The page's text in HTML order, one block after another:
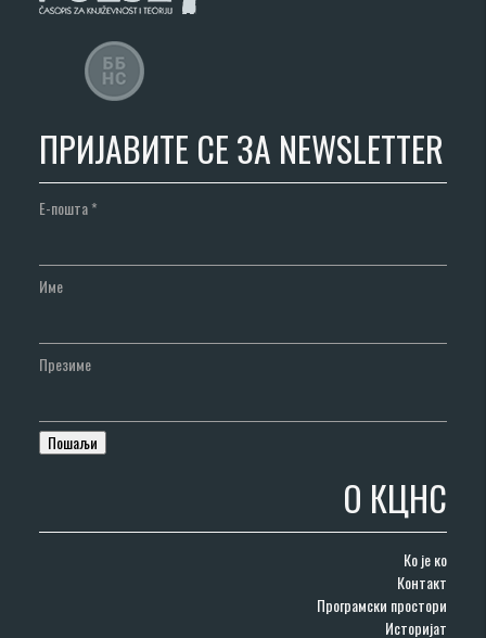
ПРИЈАВИТЕ СЕ ЗА NEWSLETTER
Е-пошта*
Име
Презиме
О КЦНС
Ко је ко
Контакт
Програмски простори
Историјат